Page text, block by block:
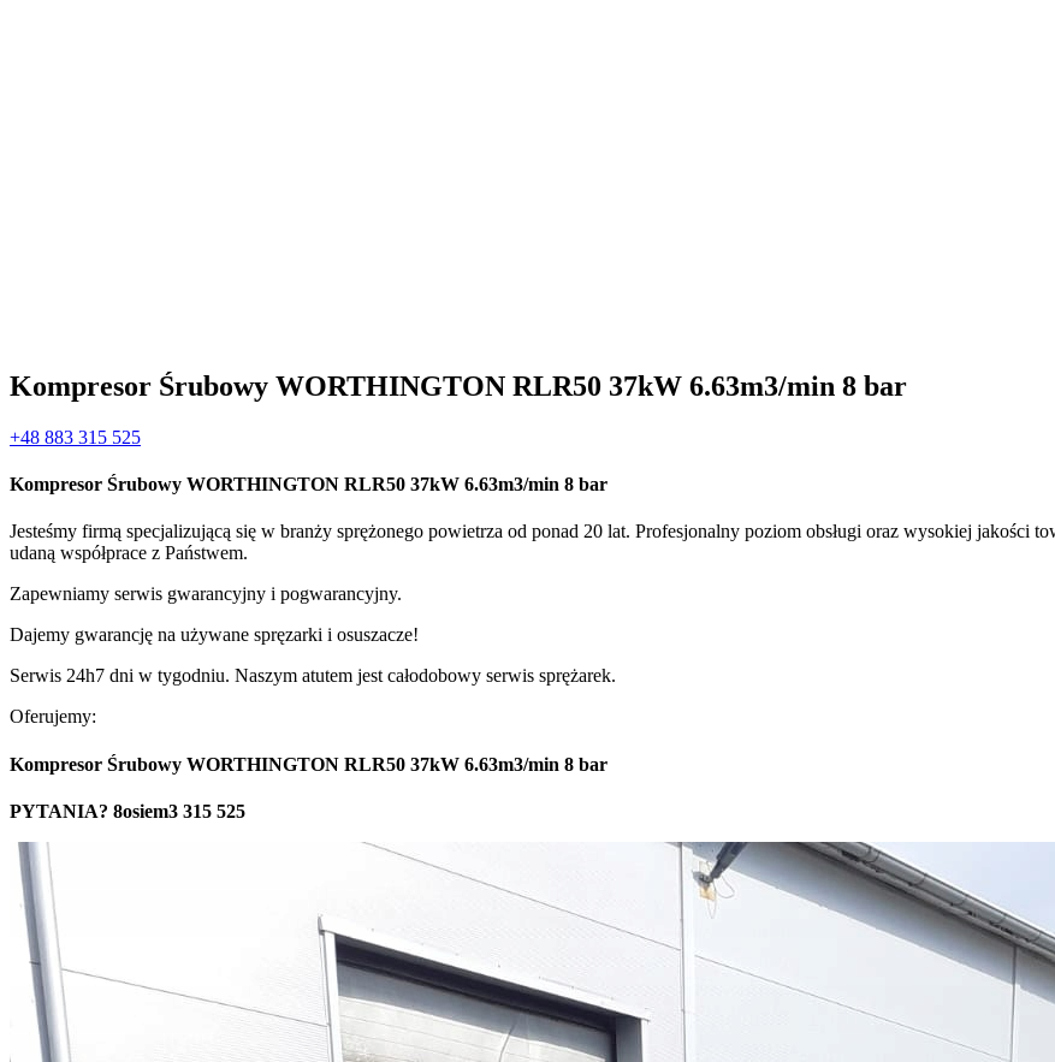
Kompresor Śrubowy WORTHINGTON RLR50 37kW 6.63m3/min 8 bar
+48 883 315 525
Kompresor Śrubowy WORTHINGTON RLR50 37kW 6.63m3/min 8 bar
Jesteśmy firmą specjalizującą się w branży sprężonego powietrza od ponad 20 lat. Profesjonalny poziom obsługi oraz wysokiej jakości
udaną współprace z Państwem.
Zapewniamy serwis gwarancyjny i pogwarancyjny.
Dajemy gwarancję na używane spręzarki i osuszacze!
Serwis 24h7 dni w tygodniu. Naszym atutem jest całodobowy serwis sprężarek.
Oferujemy:
Kompresor Śrubowy WORTHINGTON RLR50 37kW 6.63m3/min 8 bar
PYTANIA? 8osiem3 315 525